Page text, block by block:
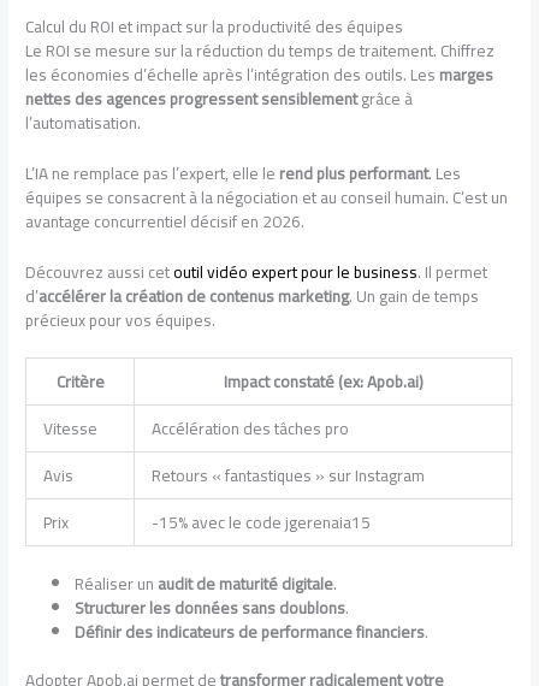
Calcul du ROI et impact sur la productivité des équipes
Le ROI se mesure sur la réduction du temps de traitement. Chiffrez
les économies d’échelle après l’intégration des outils. Lesmarges
nettes des agences progressent sensiblementgrâce à
l’automatisation.
L’IA ne remplace pas l’expert, elle lerend plus performant. Les
équipes se consacrent à la négociation et au conseil humain. C’est un
avantage concurrentiel décisif en 2026.
Découvrez aussi cetoutil vidéo expert pour le business. Il permet
d’accélérer la création de contenus marketing. Un gain de temps
précieux pour vos équipes.
Critère
Impact constaté (ex: Apob.ai)
Vitesse
Accélération des tâches pro
Avis
Retours « fantastiques » sur Instagram
Prix
-15% avec le code jgerenaia15
Réaliser unaudit de maturité digitale.
Structurer les données sans doublons.
Définir des indicateurs de performance financiers.